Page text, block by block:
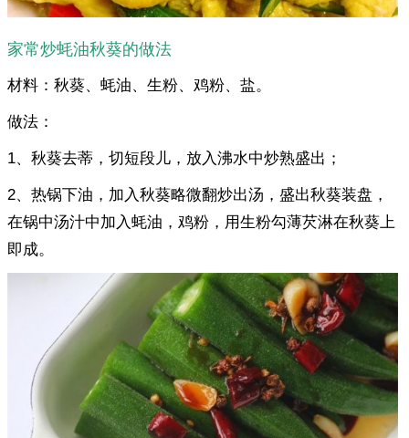
家常炒蚝油秋葵的做法
材料：秋葵、蚝油、生粉、鸡粉、盐。
做法：
1、秋葵去蒂，切短段儿，放入沸水中炒熟盛出；
2、热锅下油，加入秋葵略微翻炒出汤，盛出秋葵装盘，
在锅中汤汁中加入蚝油，鸡粉，用生粉勾薄芡淋在秋葵上
即成。